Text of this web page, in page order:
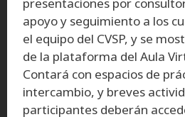
apoyo y seguimiento a los
el equipo del CVSP, y se
de la plataforma del Aula
Contará con espacios de
intercambio, y breves
participantes deberán